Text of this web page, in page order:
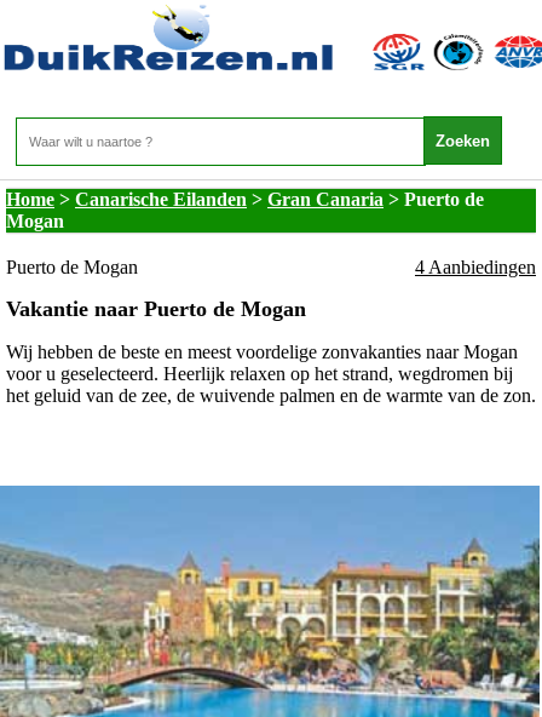
Canarische Eilanden - Gran Canaria - Puerto de
Home > Canarische Eilanden > Gran Canaria > Puerto de
Mogan
Puerto de Mogan 4 Aanbiedingen
Vakantie naar Puerto de Mogan
Wij hebben de beste en meest voordelige zonvakanties naar Mogan
voor u geselecteerd. Heerlijk relaxen op het strand, wegdromen bij
het geluid van de zee, de wuivende palmen en de warmte van de zon.